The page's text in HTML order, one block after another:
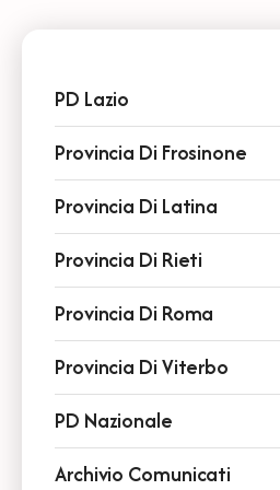
PD Lazio
Provincia Di Frosinone
Provincia Di Latina
Provincia Di Rieti
Provincia Di Roma
Provincia Di Viterbo
PD Nazionale
Archivio Comunicati